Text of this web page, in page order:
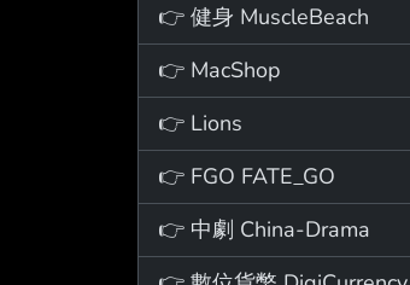
👉 健身 MuscleBeach
👉 MacShop
👉 Lions
👉 FGO FATE_GO
👉 中劇 China-Drama